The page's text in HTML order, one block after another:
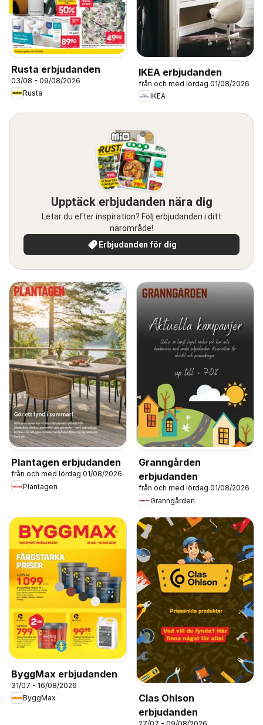
Rusta erbjudanden
03/08 - 09/08/2026
Rusta
IKEA erbjudanden
från och med lördag 01/08/2026
IKEA
Upptäck erbjudanden nära dig
Letar du efter inspiration? Följ erbjudanden i ditt
närområde!
Erbjudanden för dig
Plantagen erbjudanden
från och med lördag 01/08/2026
Plantagen
Granngården
erbjudanden
från och med lördag 01/08/2026
Granngården
ByggMax erbjudanden
31/07 - 16/08/2026
ByggMax
Clas Ohlson
erbjudanden